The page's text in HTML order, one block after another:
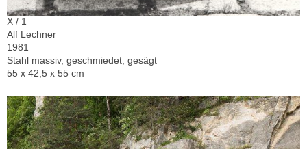
X / 1
Alf Lechner
1981
Stahl massiv, geschmiedet, gesägt
55 x 42,5 x 55 cm